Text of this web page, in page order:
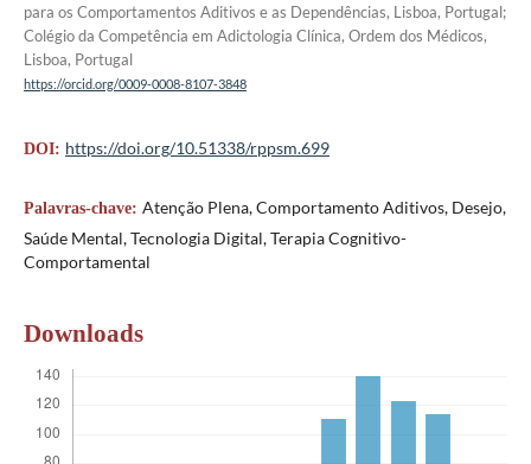
para os Comportamentos Aditivos e as Dependências, Lisboa, Portugal;
Colégio da Competência em Adictologia Clínica, Ordem dos Médicos,
Lisboa, Portugal
https://orcid.org/0009-0008-8107-3848
DOI: https://doi.org/10.51338/rppsm.699
Palavras-chave: Atenção Plena, Comportamento Aditivos, Desejo,
Saúde Mental, Tecnologia Digital, Terapia Cognitivo-
Comportamental
Downloads